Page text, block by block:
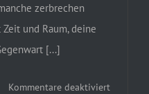
zerbrechen
und Raum, deine
[...]
Kommentare deaktiviertfür